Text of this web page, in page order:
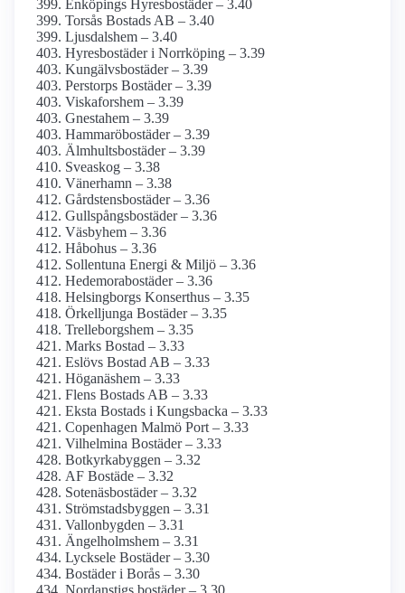
Enköpings Hyresbostäder – 3.40
Torsås Bostads AB – 3.40
Ljusdalshem – 3.40
Hyresbostäder i Norrköping – 3.39
Kungälvsbostäder – 3.39
Perstorps Bostäder – 3.39
Viskafors­hem – 3.39
Gnestahem – 3.39
Hammaröbostäder – 3.39
Älmhultsbostäder – 3.39
Sveaskog – 3.38
Vänerhamn – 3.38
Gårdstensbostäder – 3.36
Gullspångsbostäder – 3.36
Väsbyhem – 3.36
Håbohus – 3.36
Sollentuna Energi & Miljö – 3.36
Hedemorabostäder – 3.36
Helsingborgs Konserthus – 3.35
Örkelljunga Bostäder – 3.35
Trelleborgshem – 3.35
Marks Bostad – 3.33
Eslövs Bostad AB – 3.33
Höganäshem – 3.33
Flens Bostads AB – 3.33
Eksta Bostads i Kungsbacka – 3.33
Copenhagen Malmö Port – 3.33
Vilhelmina Bostäder – 3.33
Botkyrkabyggen – 3.32
AF Bostäde – 3.32
Sotenäsbostäder – 3.32
Strömstadsbyggen – 3.31
Vallonbygden – 3.31
Ängelholmshem – 3.31
Lycksele Bostäder – 3.30
Bostäder i Borås – 3.30
Nordanstigs bostäder – 3.30